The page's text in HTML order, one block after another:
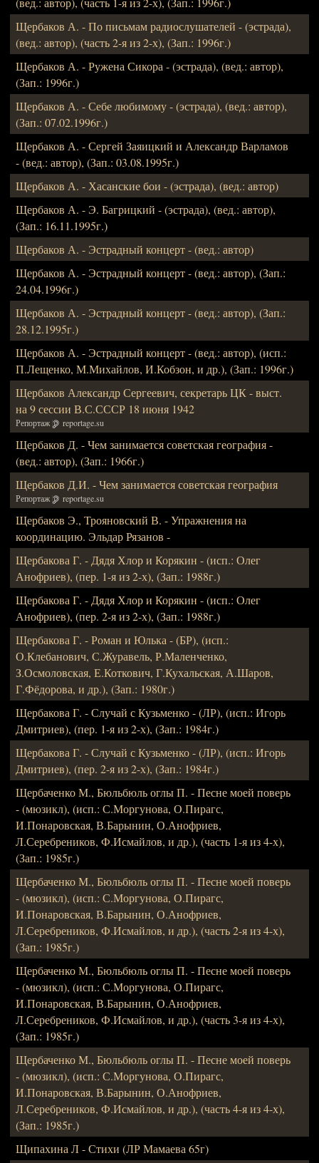
Щербаков А. - По письмам радиослушателей - (эстрада),
(вед.: автор), (часть 2-я из 2-х), (Зап.: 1996г.)
Щербаков А. - Ружена Сикора - (эстрада), (вед.: автор),
(Зап.: 1996г.)
Щербаков А. - Себе любимому - (эстрада), (вед.: автор),
(Зап.: 07.02.1996г.)
Щербаков А. - Сергей Заяицкий и Александр Варламов
- (вед.: автор), (Зап.: 03.08.1995г.)
Щербаков А. - Хасанские бои - (эстрада), (вед.: автор)
Щербаков А. - Э. Багрицкий - (эстрада), (вед.: автор),
(Зап.: 16.11.1995г.)
Щербаков А. - Эстрадный концерт - (вед.: автор)
Щербаков А. - Эстрадный концерт - (вед.: автор), (Зап.:
24.04.1996г.)
Щербаков А. - Эстрадный концерт - (вед.: автор), (Зап.:
28.12.1995г.)
Щербаков А. - Эстрадный концерт - (вед.: автор), (исп.:
П.Лещенко, М.Михайлов, И.Кобзон, и др.), (Зап.: 1996г.)
Щербаков Александр Сергеевич, секретарь ЦК - выст.
на 9 сессии В.С.СССР 18 июня 1942
Репортаж reportage.su
Щербаков Д. - Чем занимается советская география -
(вед.: автор), (Зап.: 1966г.)
Щербаков Д.И. - Чем занимается советская география
Репортаж reportage.su
Щербаков Э., Трояновский В. - Упражнения на
координацию. Эльдар Рязанов -
Щербакова Г. - Дядя Хлор и Корякин - (исп.: Олег
Анофриев), (пер. 1-я из 2-х), (Зап.: 1988г.)
Щербакова Г. - Дядя Хлор и Корякин - (исп.: Олег
Анофриев), (пер. 2-я из 2-х), (Зап.: 1988г.)
Щербакова Г. - Роман и Юлька - (БР), (исп.:
О.Клебанович, С.Журавель, Р.Маленченко,
З.Осмоловская, Е.Коткович, Г.Кухальская, А.Шаров,
Г.Фёдорова, и др.), (Зап.: 1980г.)
Щербакова Г. - Случай с Кузьменко - (ЛР), (исп.: Игорь
Дмитриев), (пер. 1-я из 2-х), (Зап.: 1984г.)
Щербакова Г. - Случай с Кузьменко - (ЛР), (исп.: Игорь
Дмитриев), (пер. 2-я из 2-х), (Зап.: 1984г.)
Щербаченко М., Бюльбюль оглы П. - Песне моей поверь
- (мюзикл), (исп.: С.Моргунова, О.Пирагс,
И.Понаровская, В.Барынин, О.Анофриев,
Л.Серебреников, Ф.Исмайлов, и др.), (часть 1-я из 4-х),
(Зап.: 1985г.)
Щербаченко М., Бюльбюль оглы П. - Песне моей поверь
- (мюзикл), (исп.: С.Моргунова, О.Пирагс,
И.Понаровская, В.Барынин, О.Анофриев,
Л.Серебреников, Ф.Исмайлов, и др.), (часть 2-я из 4-х),
(Зап.: 1985г.)
Щербаченко М., Бюльбюль оглы П. - Песне моей поверь
- (мюзикл), (исп.: С.Моргунова, О.Пирагс,
И.Понаровская, В.Барынин, О.Анофриев,
Л.Серебреников, Ф.Исмайлов, и др.), (часть 3-я из 4-х),
(Зап.: 1985г.)
Щербаченко М., Бюльбюль оглы П. - Песне моей поверь
- (мюзикл), (исп.: С.Моргунова, О.Пирагс,
И.Понаровская, В.Барынин, О.Анофриев,
Л.Серебреников, Ф.Исмайлов, и др.), (часть 4-я из 4-х),
(Зап.: 1985г.)
Щипахина Л - Стихи (ЛР Мамаева 65г)